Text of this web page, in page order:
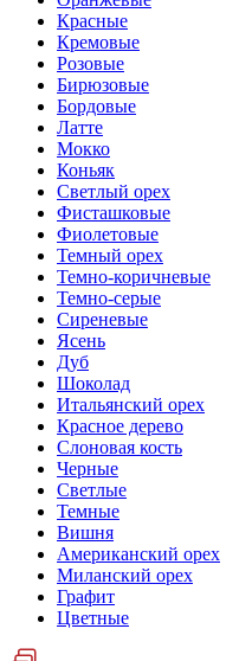
Красные
Кремовые
Розовые
Бирюзовые
Бордовые
Латте
Мокко
Коньяк
Светлый орех
Фисташковые
Фиолетовые
Темный орех
Темно-коричневые
Темно-серые
Сиреневые
Ясень
Дуб
Шоколад
Итальянский орех
Красное дерево
Слоновая кость
Черные
Светлые
Темные
Вишня
Американский орех
Миланский орех
Графит
Цветные